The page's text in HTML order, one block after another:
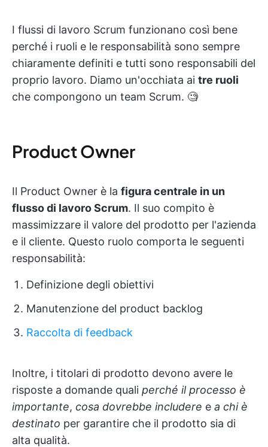
I flussi di lavoro Scrum funzionano così bene
perché i ruoli e le responsabilità sono sempre
chiaramente definiti e tutti sono responsabili del
proprio lavoro. Diamo un'occhiata ai tre ruoli
che compongono un team Scrum. 🧐
Product Owner
Il Product Owner è la figura centrale in un
flusso di lavoro Scrum. Il suo compito è
massimizzare il valore del prodotto per l'azienda
e il cliente. Questo ruolo comporta le seguenti
responsabilità:
Definizione degli obiettivi
Manutenzione del product backlog
Raccolta di feedback
Inoltre, i titolari di prodotto devono avere le
risposte a domande quali perché il processo è
importante, cosa dovrebbe includere e a chi è
destinato per garantire che il prodotto sia di
alta qualità.